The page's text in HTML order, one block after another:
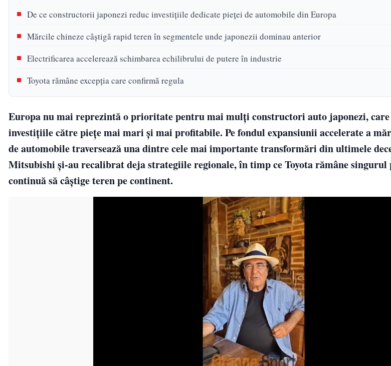
De ce constructorii japonezi reduc investițiile dedicate pieței de automobile din Europa
Mărcile chineze câștigă rapid teren în segmentele unde japonezii dominau anterior
Electrificarea accelerează schimbarea echilibrului de putere în industrie
Toyota rămâne excepția care confirmă regula
Europa nu mai reprezintă o prioritate pentru mai mulți constructori auto japonezi,
investițiile către piețe mai mari și mai profitabile. Pe fondul expansiunii accelerate a
de automobile traversează una dintre cele mai importante transformări din ultimele
Mitsubishi și-au recalibrat deja strategiile regionale, în timp ce Toyota rămâne singurul
continuă să câștige teren pe continent.